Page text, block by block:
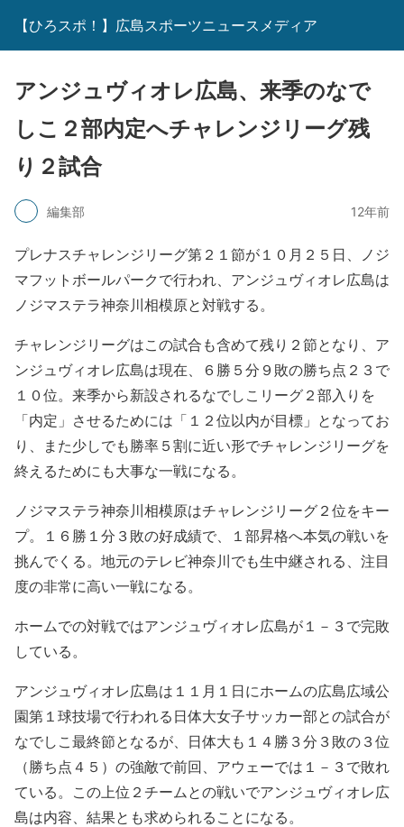
【ひろスポ！】広島スポーツニュースメディア
アンジュヴィオレ広島、来季のなで
しこ２部内定へチャレンジリーグ残
り２試合
編集部 12年前
プレナスチャレンジリーグ第２１節が１０月２５日、ノジ
マフットボールパークで行われ、アンジュヴィオレ広島は
ノジマステラ神奈川相模原と対戦する。
チャレンジリーグはこの試合も含めて残り２節となり、ア
ンジュヴィオレ広島は現在、６勝５分９敗の勝ち点２３で
１０位。来季から新設されるなでしこリーグ２部入りを
「内定」させるためには「１２位以内が目標」となってお
り、また少しでも勝率５割に近い形でチャレンジリーグを
終えるためにも大事な一戦になる。
ノジマステラ神奈川相模原はチャレンジリーグ２位をキー
プ。１６勝１分３敗の好成績で、１部昇格へ本気の戦いを
挑んでくる。地元のテレビ神奈川でも生中継される、注目
度の非常に高い一戦になる。
ホームでの対戦ではアンジュヴィオレ広島が１－３で完敗
している。
アンジュヴィオレ広島は１１月１日にホームの広島広域公
園第１球技場で行われる日体大女子サッカー部との試合が
なでしこ最終節となるが、日体大も１４勝３分３敗の３位
（勝ち点４５）の強敵で前回、アウェーでは１－３で敗れ
ている。この上位２チームとの戦いでアンジュヴィオレ広
島は内容、結果とも求められることになる。